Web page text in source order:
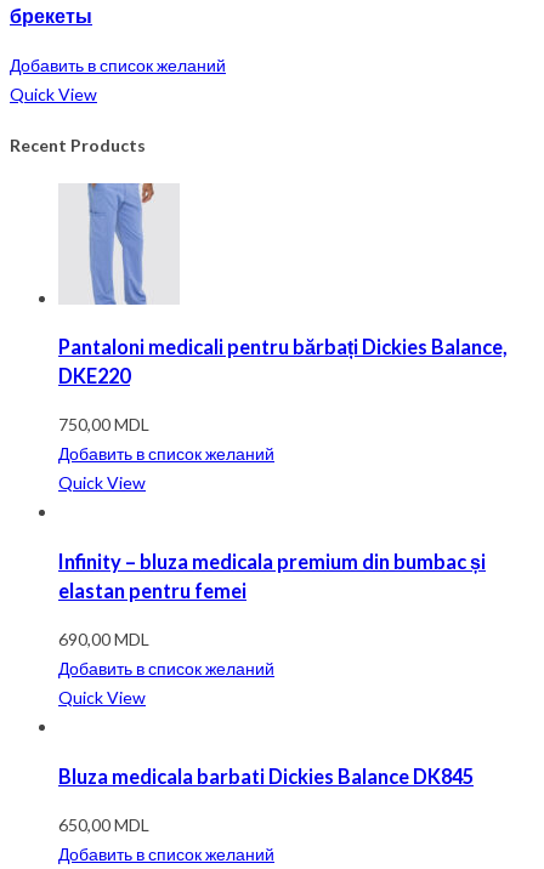
брекеты
Добавить в список желаний
Quick View
Recent Products
Pantaloni medicali pentru bărbați Dickies Balance,
DKE220
750,00MDL
Добавить в список желаний
Quick View
Infinity – bluza medicala premium din bumbac și
elastan pentru femei
690,00MDL
Добавить в список желаний
Quick View
Bluza medicala barbati Dickies Balance DK845
650,00MDL
Добавить в список желаний